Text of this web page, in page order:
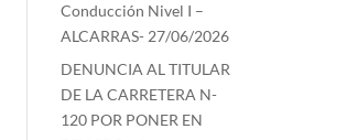
Conducción Nivel I –
ALCARRAS- 27/06/2026
DENUNCIA AL TITULAR
DE LA CARRETERA N-
120 POR PONER EN